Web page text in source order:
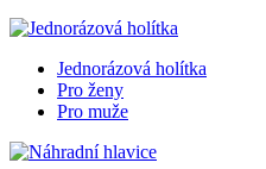
Jednorázová holítka
Pro ženy
Pro muže